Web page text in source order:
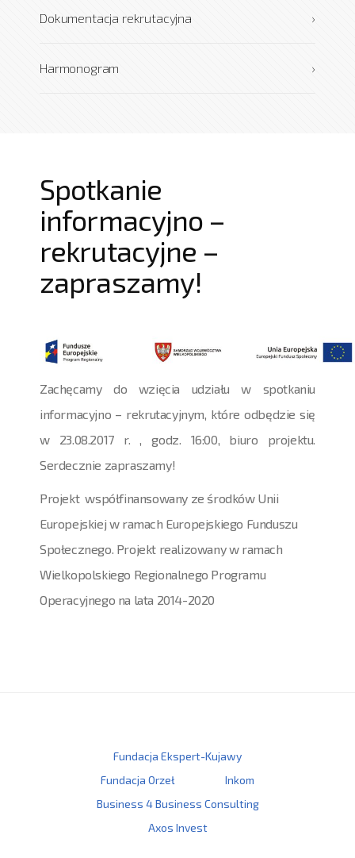
›
Dokumentacja rekrutacyjna
›
Harmonogram
Spotkanie
informacyjno –
rekrutacyjne –
zapraszamy!
Zachęcamy do wzięcia udziału w spotkaniu
informacyjno – rekrutacyjnym, które odbędzie się
w 23.08.2017 r. , godz. 16:00, biuro projektu.
Serdecznie zapraszamy!
Projekt współfinansowany ze środków Unii
Europejskiej w ramach Europejskiego Funduszu
Społecznego. Projekt realizowany w ramach
Wielkopolskiego Regionalnego Programu
Operacyjnego na lata 2014-2020
Fundacja Ekspert-Kujawy
Fundacja Orzeł
Inkom
Business 4 Business Consulting
Axos Invest